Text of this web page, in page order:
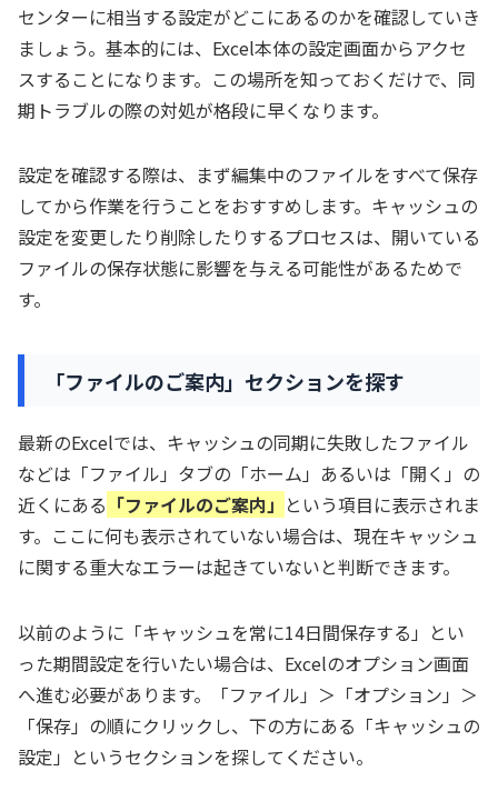
センターに相当する設定がどこにあるのかを確認していき
ましょう。基本的には、Excel本体の設定画面からアクセ
スすることになります。この場所を知っておくだけで、同
期トラブルの際の対処が格段に早くなります。
設定を確認する際は、まず編集中のファイルをすべて保存
してから作業を行うことをおすすめします。キャッシュの
設定を変更したり削除したりするプロセスは、開いている
ファイルの保存状態に影響を与える可能性があるためで
す。
「ファイルのご案内」セクションを探す
最新のExcelでは、キャッシュの同期に失敗したファイル
などは「ファイル」タブの「ホーム」あるいは「開く」の
近くにある 「ファイルのご案内」 という項目に表示されま
す。ここに何も表示されていない場合は、現在キャッシュ
に関する重大なエラーは起きていないと判断できます。
以前のように「キャッシュを常に14日間保存する」とい
った期間設定を行いたい場合は、Excelのオプション画面
へ進む必要があります。「ファイル」＞「オプション」＞
「保存」の順にクリックし、下の方にある「キャッシュの
設定」というセクションを探してください。